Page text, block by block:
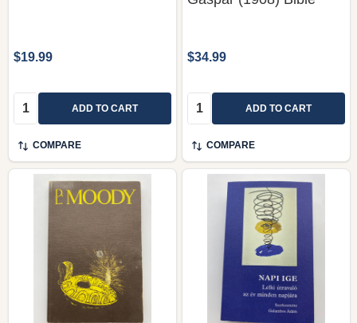
$19.99
Quantity: ADD TO CART
COMPARE
$34.99
Quantity: ADD TO CART
COMPARE